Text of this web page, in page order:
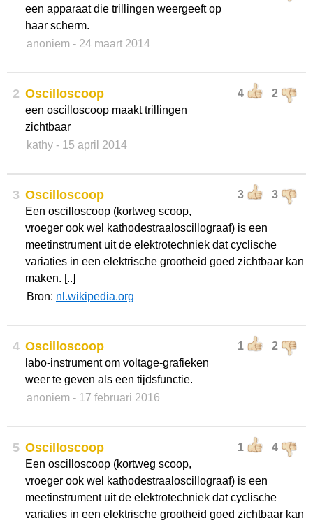
een apparaat die trillingen weergeeft op
haar scherm.
anoniem - 24 maart 2014
2 4 2
Oscilloscoop
een oscilloscoop maakt trillingen
zichtbaar
kathy - 15 april 2014
3 3 3
Oscilloscoop
Een oscilloscoop (kortweg scoop,
vroeger ook wel kathodestraaloscillograaf) is een
meetinstrument uit de elektrotechniek dat cyclische
variaties in een elektrische grootheid goed zichtbaar kan
maken. [..]
Bron: nl.wikipedia.org
4 1 2
Oscilloscoop
labo-instrument om voltage-grafieken
weer te geven als een tijdsfunctie.
anoniem - 17 februari 2016
5 1 4
Oscilloscoop
Een oscilloscoop (kortweg scoop,
vroeger ook wel kathodestraaloscillograaf) is een
meetinstrument uit de elektrotechniek dat cyclische
variaties in een elektrische grootheid goed zichtbaar kan